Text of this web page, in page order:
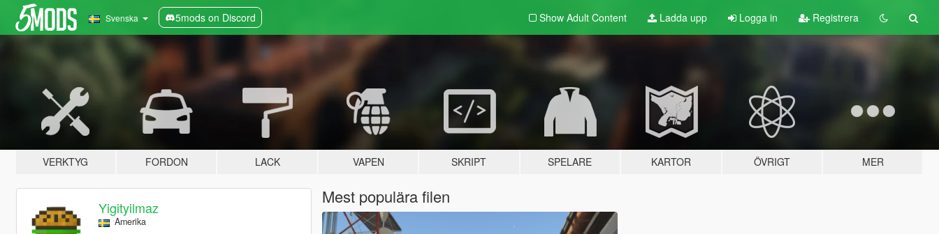
Svenska 5mods on Discord Show Adult Content Ladda upp Logga in Registrera
VERKTYG FORDON LACK VAPEN SKRIPT SPELARE KARTOR ÖVRIGT MER
Yigityilmaz
Amerika
Mest populära filen